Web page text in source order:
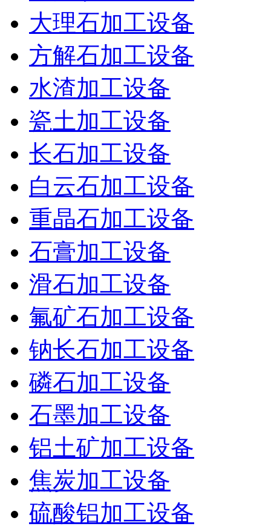
大理石加工设备
方解石加工设备
水渣加工设备
瓷土加工设备
长石加工设备
白云石加工设备
重晶石加工设备
石膏加工设备
滑石加工设备
氟矿石加工设备
钠长石加工设备
磷石加工设备
石墨加工设备
铝土矿加工设备
焦炭加工设备
硫酸铝加工设备